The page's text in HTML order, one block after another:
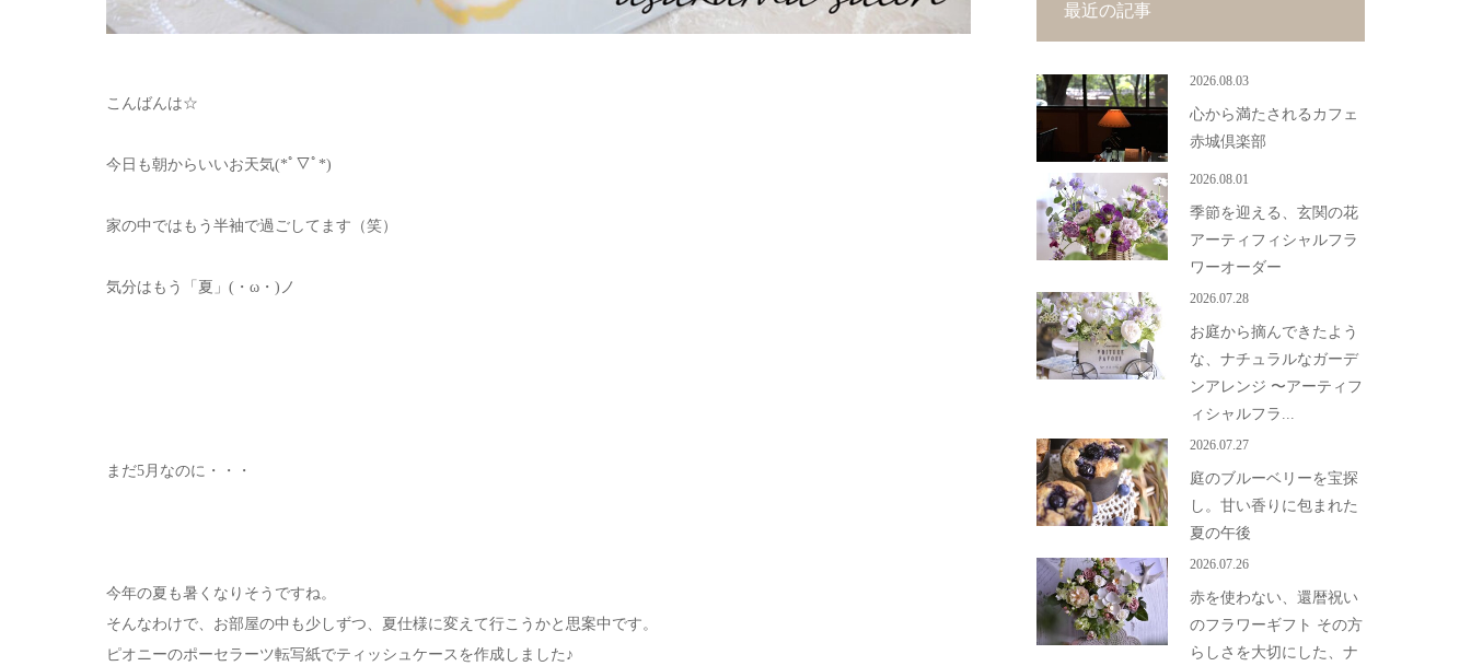
こんばんは☆
今日も朝からいいお天気(*ﾟ▽ﾟ*)
家の中ではもう半袖で過ごしてます（笑）
気分はもう「夏」(・ω・)ノ
まだ5月なのに・・・
今年の夏も暑くなりそうですね。
そんなわけで、お部屋の中も少しずつ、夏仕様に変えて行こうかと思案中です。
ピオニーのポーセラーツ転写紙でティッシュケースを作成しました♪
最近の記事
2026.08.03
心から満たされるカフェ
赤城倶楽部
2026.08.01
季節を迎える、玄関の花
アーティフィシャルフラ
ワーオーダー
2026.07.28
お庭から摘んできたよう
な、ナチュラルなガーデ
ンアレンジ 〜アーティフ
ィシャルフラ...
2026.07.27
庭のブルーベリーを宝探
し。甘い香りに包まれた
夏の午後
2026.07.26
赤を使わない、還暦祝い
のフラワーギフト その方
らしさを大切にした、ナ